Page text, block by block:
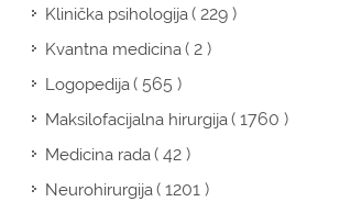
Klinička psihologija( 229 )
Kvantna medicina( 2 )
Logopedija( 565 )
Maksilofacijalna hirurgija( 1760 )
Medicina rada( 42 )
Neurohirurgija( 1201 )